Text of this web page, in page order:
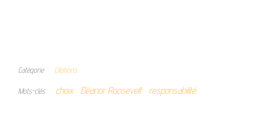
Catégorie Citations
Mots-clés choix Eléanor Roosevelt responsabilité